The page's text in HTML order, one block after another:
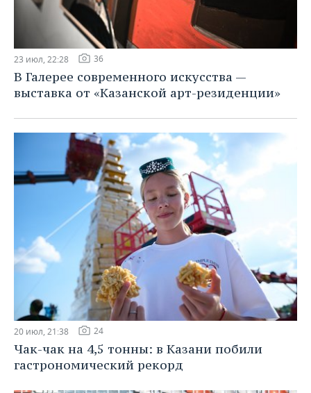
23 июл, 22:28 36
В Галерее современного искусства —
выставка от «Казанской арт-резиденции»
20 июл, 21:38 24
Чак-чак на 4,5 тонны: в Казани побили
гастрономический рекорд